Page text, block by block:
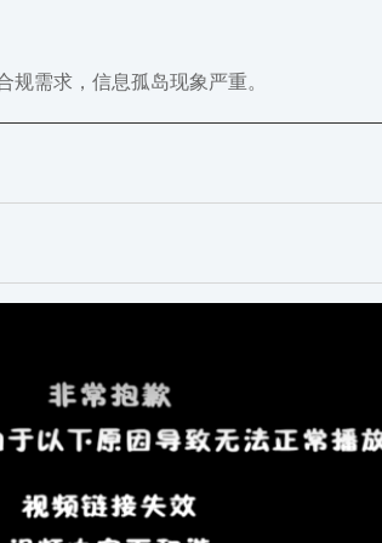
需求，信息孤岛现象严重。